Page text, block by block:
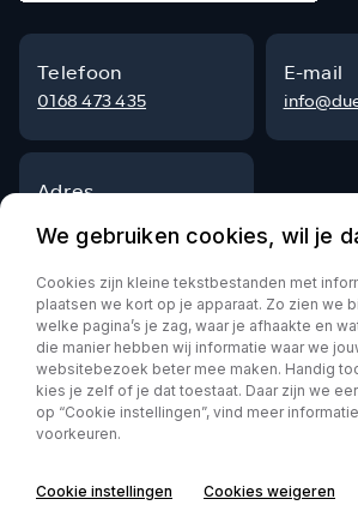
Telefoon
0168 473 435
E-mail
Adres
4797 SG Willemstad
Privacy policy
We gebruiken cookies, wil je
Cookies zijn kleine tekstbestanden met
plaatsen we kort op je apparaat. Zo zien we
welke pagina’s je zag, waar je afhaakte en
die manier hebben wij informatie waar we
websitebezoek beter mee maken. Handig
kies je zelf of je dat toestaat. Daar zijn we
op “Cookie instellingen”, vind meer
voorkeuren.
Cookie instellingen Cookies weigeren